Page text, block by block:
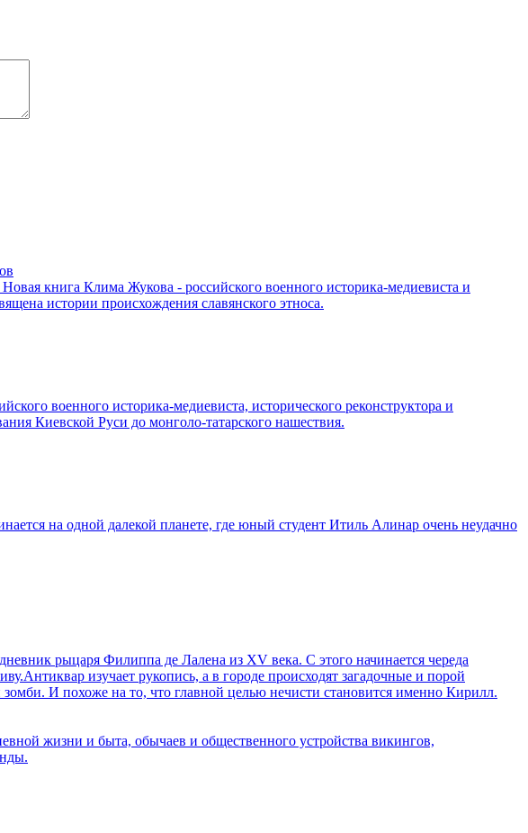
Новая книга Клима Жукова - российского военного историка-медиевиста и
истории происхождения славянского этноса.
военного историка-медиевиста, исторического реконструктора и
Киевской Руси до монголо-татарского нашествия.
на одной далекой планете, где юный студент Итиль Алинар очень неудачно
рыцаря Филиппа де Лалена из XV века. С этого начинается череда
изучает рукопись, а в городе происходят загадочные и порой
И похоже на то, что главной целью нечисти становится именно Кирилл.
жизни и быта, обычаев и общественного устройства викингов,